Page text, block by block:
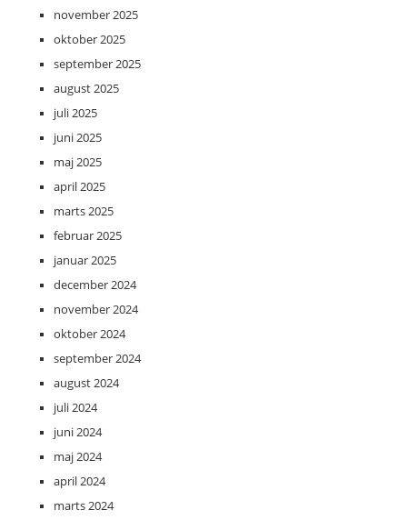
november 2025
oktober 2025
september 2025
august 2025
juli 2025
juni 2025
maj 2025
april 2025
marts 2025
februar 2025
januar 2025
december 2024
november 2024
oktober 2024
september 2024
august 2024
juli 2024
juni 2024
maj 2024
april 2024
marts 2024